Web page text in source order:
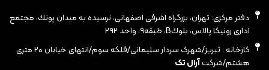
دفتر مرکزی: تهران، بزرگراه اشرفى اصفهانى، نرسيده به ميدان پونك، مجتمع
ادارى رونيكا پالاس، بلوكB، طبقه٩، واحد ٢٩٢
کارخانه : تبریز/شهرک سردار سلیمانی/فلکه سوم/انتهای خیابان ۲۰ متری
هشتم/شرکتآرال تک